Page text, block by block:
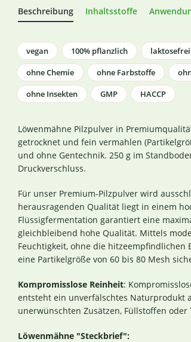
Beschreibung Inhaltsstoffe
vegan 100% pflanzlich laktosefrei
ohne Chemie
ohne Farbstoffe
ohne Insekten
GMP HACCP
Löwenmähne Pilzpulver in
getrocknet und fein vermahlen
und ohne Gentechnik. 250 g im
Druckverschluss.
Für unser Premium-Pilzpulver wird
herausragenden Qualität liegt in einem
Flüssigfermentation garantiert eine
gleichbleibend hohe Qualität. Mittels
Feuchtigkeit, ohne die
eine Partikelgröße von 60 bis 80 Mesh
Kompromisslose Reinheit:
entsteht ein unverfälschtes Naturprodukt
unerwünschten Zusätzen, Füllstoffen oder
Löwenmähne "Steckbrief":